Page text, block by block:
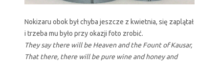
Nokizaru obok był chyba jeszcze z kwietnia, się zaplątał
i trzeba mu było przy okazji foto zrobić.
They say there will be Heaven and the Fount of Kausar,
That there, there will be pure wine and honey and